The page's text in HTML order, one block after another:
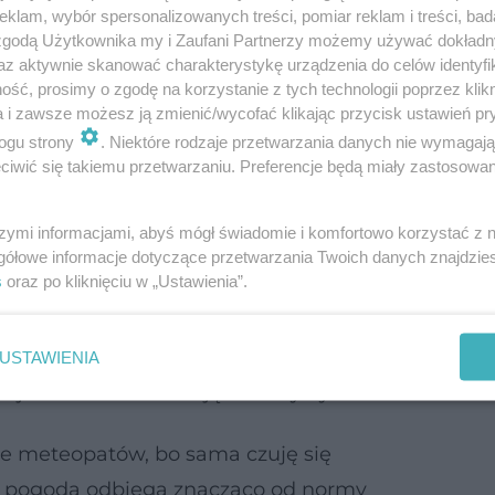
poważnie, bo brakuje jednoznacznych
związek samopoczucia z warunkami
zarzucano choćby błąd konfirmacji –
popierają założoną przez nas wcześniej tezę.
i coraz poważniejszymi skutkami
Nie jest przecież tajemnicą, że nie tylko
silnej wichury przybywa pacjentów
Potwierdzają to statystyki.
meteopatów, bo sama czuję się
odbiega znacząco od normy
wybór spersonalizowanych treści, pomiar reklam i treści,
Użytkownika my i Zaufani Partnerzy możemy używać
aktywnie skanować charakterystykę urządzenia do celów
prosimy o zgodę na korzystanie z tych technologii poprzez
i zawsze możesz ją zmienić/wycofać klikając przycisk ustawień
strony
. Niektóre rodzaje przetwarzania danych nie
się takiemu przetwarzaniu. Preferencje będą miały
informacjami, abyś mógł świadomie i komfortowo korzystać z
informacje dotyczące przetwarzania Twoich danych
oraz po kliknięciu w „Ustawienia”.
USTAWIENIA